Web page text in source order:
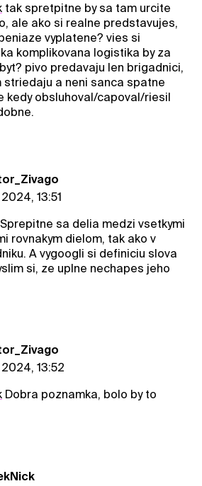
tak spretpitne by sa tam urcite
ale ako si realne predstavujes,
vyplatene? vies si
komplikovana logistika by za
pivo predavaju len brigadnici,
striedaju a neni sanca spatne
kedy obsluhoval/capoval/riesil
2024, 13:51
Sprepitne sa delia medzi vsetkymi
rovnakym dielom, tak ako v
A vygoogli si definiciu slova
si, ze uplne nechapes jeho
2024, 13:52
Dobra poznamka, bolo by to